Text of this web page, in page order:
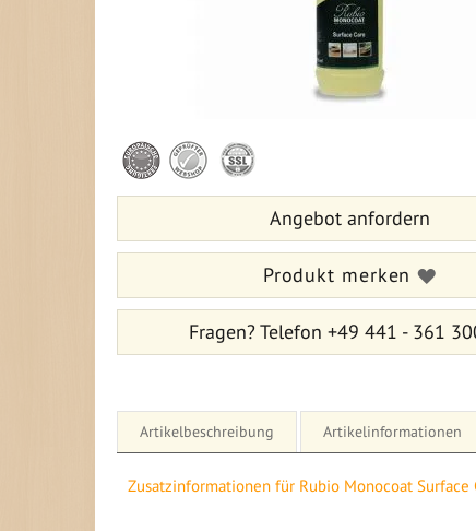
Anfang
der
Bildergalerie
Angebot anfordern
Produkt merken
Fragen?Telefon +49 441 - 361
Artikelbeschreibung
Details für Rubio Monocoat Surface Care
Artikelinformationen
Zusatzinformationen für Rubio Monocoat Surface